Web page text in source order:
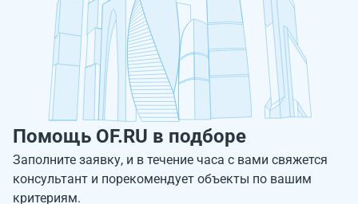
Помощь OF.RU в подборе
Заполните заявку, и в течение часа с вами свяжется
консультант и порекомендует объекты по вашим
критериям.